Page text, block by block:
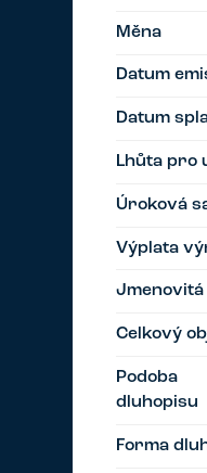
Měna
Datum
Datum
Lhůta pro
Úroková
Výplata
Jmenovitá
Celkový
Podoba
dluhopisu
Forma